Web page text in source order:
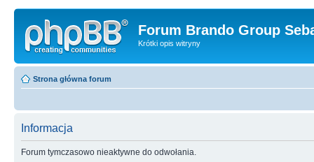
Forum Brando Group
Krótki opis witryny
Strona główna forum
Informacja
Forum tymczasowo nieaktywne do odwołania.